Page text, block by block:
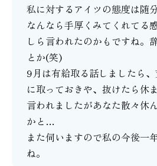
私に対するアイツの態度は随
なんなら手厚くみてくれてる
しら言われたのかもですね。
とか(笑)
9月は有給取る話しましたら
に取っておきや、抜けたら休
言われましたがあなた散々休
かと…
また伺いますので私の今後一
ね。